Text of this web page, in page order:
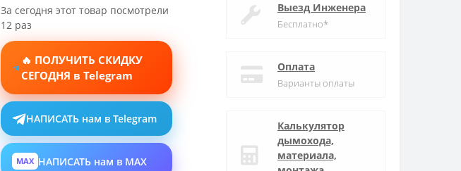
За сегодня этот товар посмотрели
12 раз
🔥 ПОЛУЧИТЬ СКИДКУ
СЕГОДНЯ в Telegram
НАПИСАТЬ нам в Telegram
MAX НАПИСАТЬ нам в MAX
Выезд Инженера
Бесплатно*
Оплата
Варианты оплаты
Калькулятор
дымохода,
материала,